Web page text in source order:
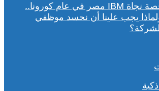
قصة نجاة IBM مصر في عام كورونا..
يجب علينا أن نحسد موظفي